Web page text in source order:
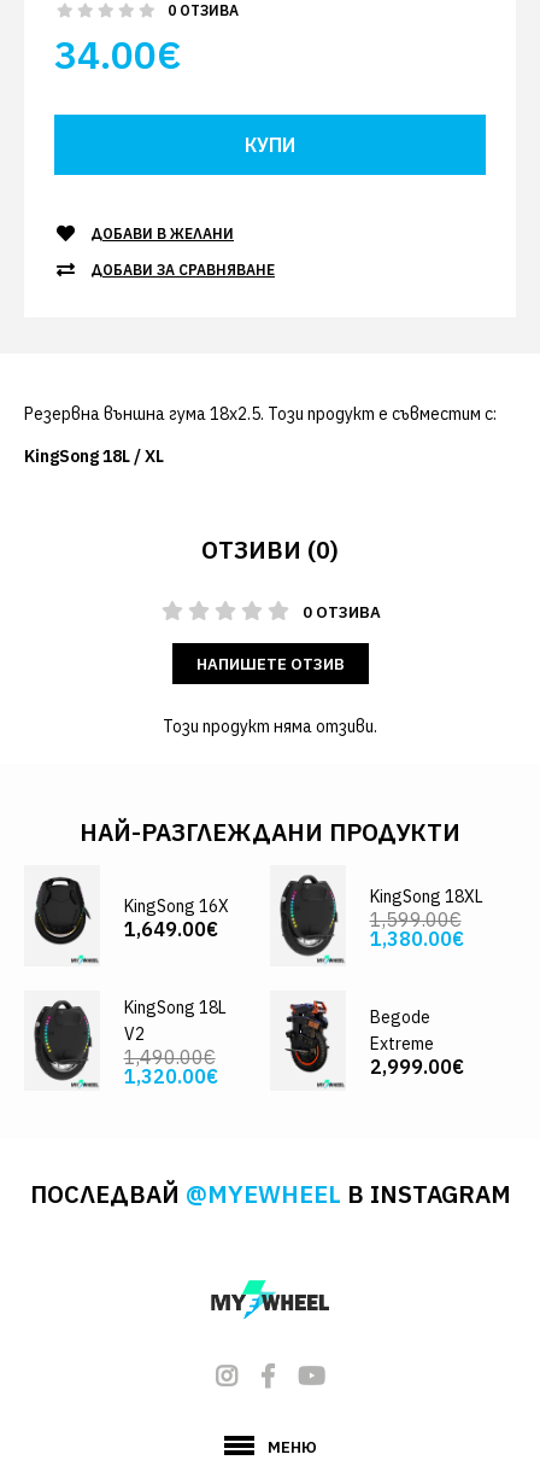
0 ОТЗИВА
34.00€
ДОБАВИ В ЖЕЛАНИ
ДОБАВИ ЗА СРАВНЯВАНЕ
Резервна външна гума 18x2.5. Този продукт е съвместим с:
KingSong 18L / XL
ОТЗИВИ (0)
0 ОТЗИВА
НАПИШЕТЕ ОТЗИВ
Този продукт няма отзиви.
НАЙ-РАЗГЛЕЖДАНИ ПРОДУКТИ
KingSong 16X
1,649.00€
KingSong 18XL
1,599.00€
1,380.00€
KingSong 18L
V2
1,490.00€
1,320.00€
Begode
Extreme
2,999.00€
ПОСЛЕДВАЙ @MYEWHEEL В INSTAGRAM
МЕНЮ